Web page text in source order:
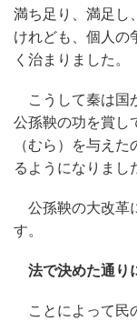
満ち足り、満足し
けれども、個人の
く治まりました。
こうして秦は国
公孫鞅の功を賞し
（むら）を与え
るようになりま
公孫鞅の大改革
す。
法で決めた通り
ことによって民